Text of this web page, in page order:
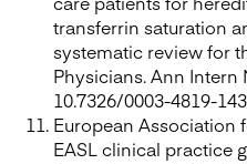
transferrin saturation
systematic review for
Physicians. Ann Intern
10.7326/0003-4819-
European Association
EASL clinical practice